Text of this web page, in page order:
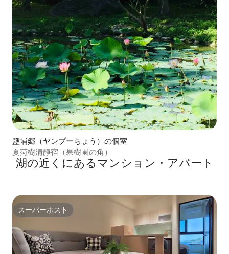
鹽埔郷（ヤンプーちょう）の個室
夏菏樹清靜宿（果樹園の角）
湖の近くにあるマンション・アパート
スーパーホスト
スーパーホスト